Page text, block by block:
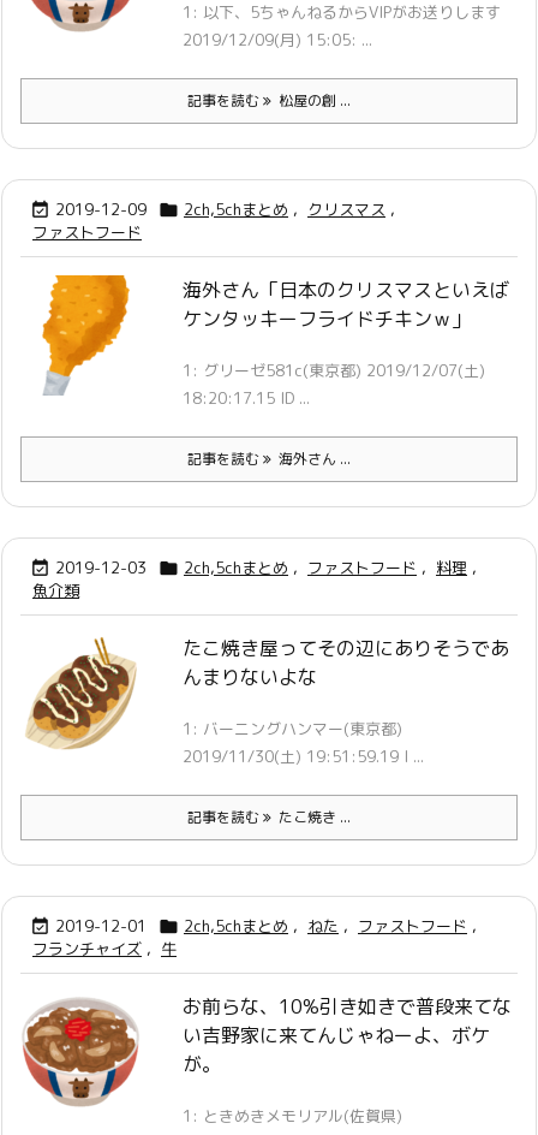
1: 以下、5ちゃんねるからVIPがお送りします
2019/12/09(月) 15:05: ...
記事を読む 松屋の創 ...
 2019-12-09  2ch,5chまとめ , クリスマス ,
ファストフード
海外さん「日本のクリスマスといえば
ケンタッキーフライドチキンｗ」
1: グリーゼ581c(東京都) 2019/12/07(土)
18:20:17.15 ID ...
記事を読む 海外さん ...
 2019-12-03  2ch,5chまとめ , ファストフード , 料理 ,
魚介類
たこ焼き屋ってその辺にありそうであ
んまりないよな
1: バーニングハンマー(東京都)
2019/11/30(土) 19:51:59.19 I ...
記事を読む たこ焼き ...
 2019-12-01  2ch,5chまとめ , ねた , ファストフード ,
フランチャイズ , 牛
お前らな、10%引き如きで普段来てな
い吉野家に来てんじゃねーよ、ボケ
が。
1: ときめきメモリアル(佐賀県)